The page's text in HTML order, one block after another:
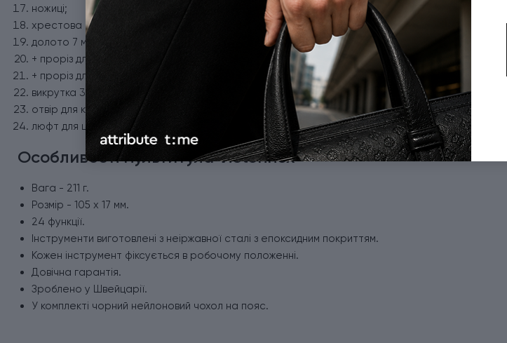
ножиці;
хрестова викрутка 1/2;
долото 7 мм;
+ проріз для поздовжнього розрізу кабелю;
+ проріз для поперечного розрізу кабелю;
викрутка 3 мм;
отвір для кріплення кліпа (кліп продається окремо);
люфт для штопора (штопор продається окремо).
Особливості мультитула Victorinox
Вага - 211 г.
Розмір - 105 x 17 мм.
24 функції.
Інструменти виготовлені з неіржавної сталі з епоксидним покриттям.
Кожен інструмент фіксується в робочому положенні.
Довічна гарантія.
Зроблено у Швейцарії.
У комплекті чорний нейлоновий чохол на пояс.